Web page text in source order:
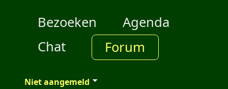
Bezoeken
Agenda
Chat
Forum
Niet aangemeld